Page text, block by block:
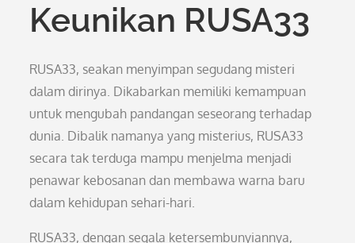
Keunikan RUSA33
RUSA33, seakan menyimpan segudang misteri
dalam dirinya. Dikabarkan memiliki kemampuan
untuk mengubah pandangan seseorang terhadap
dunia. Dibalik namanya yang misterius, RUSA33
secara tak terduga mampu menjelma menjadi
penawar kebosanan dan membawa warna baru
dalam kehidupan sehari-hari.
RUSA33, dengan segala ketersembunyiannya,